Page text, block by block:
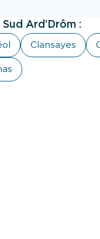
Ard’Drôm :
Clansayes